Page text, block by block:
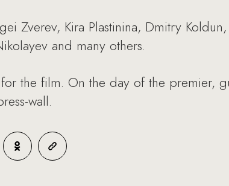
Zverev, Kira Plastinina, Dmitry
and many others.
the film. On the day of the premier,
wall.